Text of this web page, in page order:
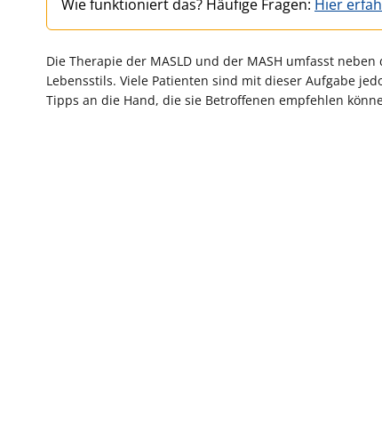
Wie funktioniert das? Häufige Fragen: Hier
Die Therapie der MASLD und der MASH umfasst
Lebensstils. Viele Patienten sind mit dieser Aufgabe
Tipps an die Hand, die sie Betroffenen empfehlen